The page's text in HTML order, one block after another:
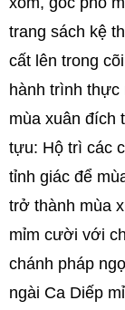
trang sách kệ
cất lên trong
hành trình thực
mùa xuân đích
tựu: Hộ trì các
tỉnh giác để
trở thành mùa
mỉm cười với
chánh pháp
ngài Ca Diếp